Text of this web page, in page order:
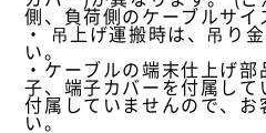
側、負荷側のケーブルサイ
・ 吊上げ運搬時は、吊り
い。
・ケーブルの端末仕上げ
子、端子カバーを付属して
付属していませんので、お
い。